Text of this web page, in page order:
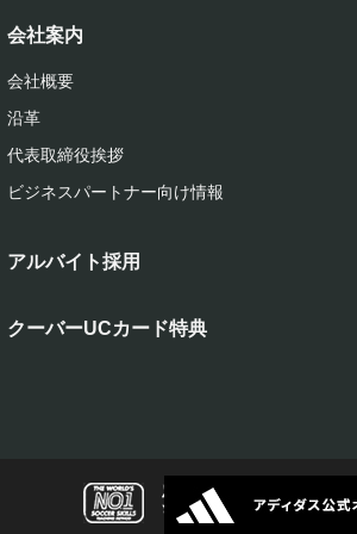
会社案内
会社概要
沿革
代表取締役挨拶
ビジネスパートナー向け情報
アルバイト採用
クーバーUCカード特典